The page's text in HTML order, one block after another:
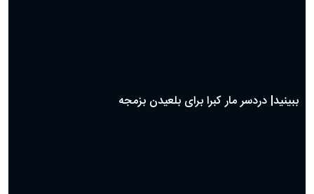
ببینید| دردسر مار کبرا برای بلعیدن بزمجه